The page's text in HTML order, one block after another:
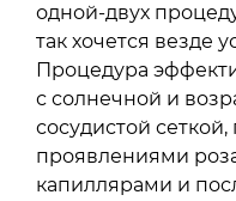
одной-двух
так хочется везде
Процедура
с солнечной и
сосудистой
проявлениями
капиллярами и